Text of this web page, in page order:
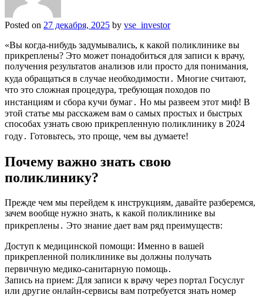
Posted on 27 декабря, 2025 by vse_investor
«Вы когда-нибудь задумывались, к какой поликлинике вы
прикреплены? Это может понадобиться для записи к врачу,
получения результатов анализов или просто для понимания,
куда обращаться в случае необходимости․ Многие считают,
что это сложная процедура, требующая походов по
инстанциям и сбора кучи бумаг․ Но мы развеем этот миф! В
этой статье мы расскажем вам о самых простых и быстрых
способах узнать свою прикрепленную поликлинику в 2024
году․ Готовьтесь, это проще, чем вы думаете!
Почему важно знать свою
поликлинику?
Прежде чем мы перейдем к инструкциям, давайте разберемся,
зачем вообще нужно знать, к какой поликлинике вы
прикреплены․ Это знание дает вам ряд преимуществ:
Доступ к медицинской помощи: Именно в вашей
прикрепленной поликлинике вы должны получать
первичную медико-санитарную помощь․
Запись на прием: Для записи к врачу через портал Госуслуг
или другие онлайн-сервисы вам потребуется знать номер